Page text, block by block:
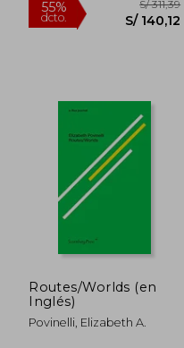
Routes/Worlds (en
Inglés)
Povinelli, Elizabeth A.